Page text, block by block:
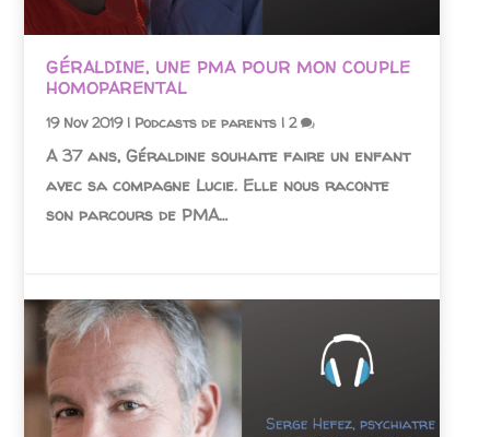
GÉRALDINE, UNE PMA POUR MON COUPLE
HOMOPARENTAL
19 Nov 2019| Podcasts de parents |2
A 37 ans, Géraldine souhaite faire un enfant
avec sa compagne Lucie. Elle nous raconte
son parcours de PMA…